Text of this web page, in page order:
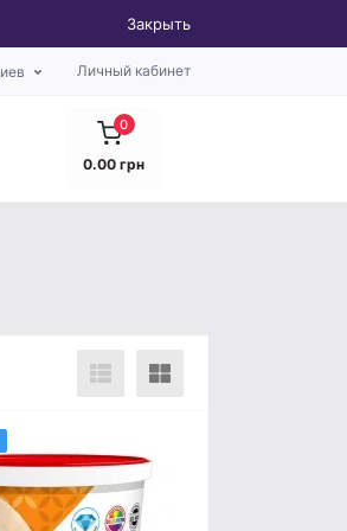
Закрыть
Личный кабинет
0
0.00 грн